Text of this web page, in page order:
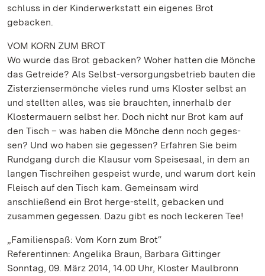
schluss in der Kinderwerkstatt ein eigenes Brot
gebacken.
VOM KORN ZUM BROT
Wo wurde das Brot gebacken? Woher hatten die Mönche
das Getreide? Als Selbst-versorgungsbetrieb bauten die
Zisterziensermönche vieles rund ums Kloster selbst an
und stellten alles, was sie brauchten, innerhalb der
Klostermauern selbst her. Doch nicht nur Brot kam auf
den Tisch – was haben die Mönche denn noch geges-
sen? Und wo haben sie gegessen? Erfahren Sie beim
Rundgang durch die Klausur vom Speisesaal, in dem an
langen Tischreihen gespeist wurde, und warum dort kein
Fleisch auf den Tisch kam. Gemeinsam wird
anschließend ein Brot herge-stellt, gebacken und
zusammen gegessen. Dazu gibt es noch leckeren Tee!
„Familienspaß: Vom Korn zum Brot“
Referentinnen: Angelika Braun, Barbara Gittinger
Sonntag, 09. März 2014, 14.00 Uhr, Kloster Maulbronn